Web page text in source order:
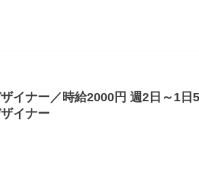
イナー／時給2000円 週2日～1日
イナー